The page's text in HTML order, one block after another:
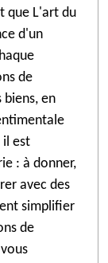
que L'art du
d'un
de
en
il est
: à donner,
avec des
simplifier
de